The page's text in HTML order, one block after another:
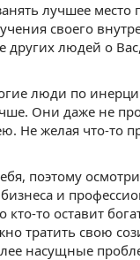
лучшее место
своего
других людей о
люди по
Они даже не
Не желая что-то
поэтому
и
то оставит
тратить свою
насущные